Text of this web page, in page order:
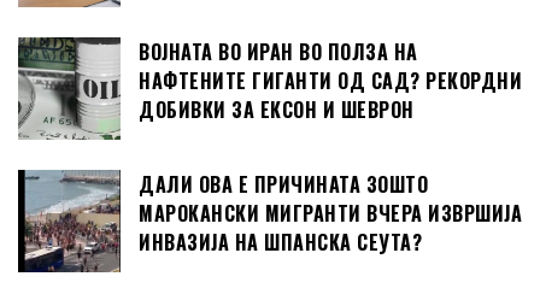
ВОЈНАТА ВО ИРАН ВО ПОЛЗА НА
НАФТЕНИТЕ ГИГАНТИ ОД САД? РЕКОРДНИ
ДОБИВКИ ЗА ЕКСОН И ШЕВРОН
ДАЛИ ОВА Е ПРИЧИНАТА ЗОШТО
МАРОКАНСКИ МИГРАНТИ ВЧЕРА ИЗВРШИЈА
ИНВАЗИЈА НА ШПАНСКА СЕУТА?